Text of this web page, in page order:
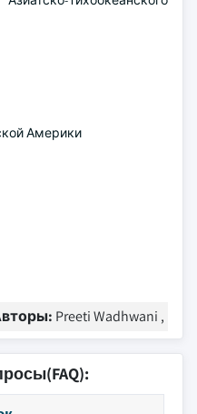
Америки
Preeti Wadhwani ,